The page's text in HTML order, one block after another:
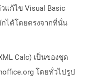
แก้ไข Visual Basic
ได้โดยตรงจากที่นั่น
Calc) เป็นของชุด
โดยทั่วไปรูป